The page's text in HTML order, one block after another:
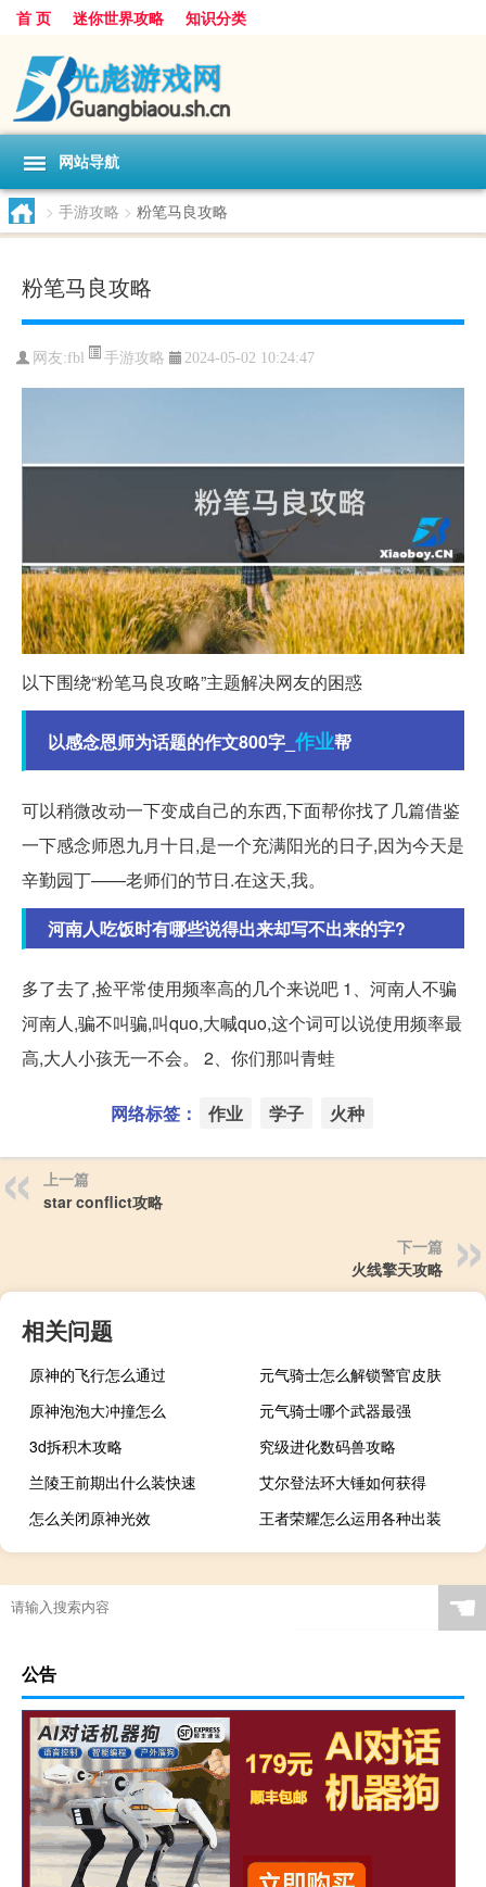
首 页 迷你世界攻略 知识分类
网站导航
> 手游攻略 > 粉笔马良攻略
粉笔马良攻略
网友:fbl 手游攻略 2024-05-02 10:24:47
以下围绕“粉笔马良攻略”主题解决网友的困惑
以感念恩师为话题的作文800字_ 作业帮
可以稍微改动一下变成自己的东西,下面帮你找了几篇借鉴
一下感念师恩九月十日,是一个充满阳光的日子,因为今天是
辛勤园丁——老师们的节日.在这天,我。
河南人吃饭时有哪些说得出来却写不出来的字?
多了去了,捡平常使用频率高的几个来说吧 1、河南人不骗
河南人,骗不叫骗,叫quo,大喊quo,这个词可以说使用频率最
高,大人小孩无一不会。 2、你们那叫青蛙
网络标签： 作业 学子 火种
上一篇
star conflict攻略
下一篇
火线擎天攻略
相关问题
原神的飞行怎么通过
元气骑士怎么解锁警官皮肤
原神泡泡大冲撞怎么
元气骑士哪个武器最强
3d拆积木攻略
究级进化数码兽攻略
兰陵王前期出什么装快速
艾尔登法环大锤如何获得
怎么关闭原神光效
王者荣耀怎么运用各种出装
☚
公告